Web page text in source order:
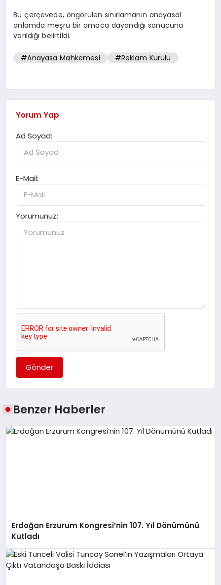
Bu çerçevede, öngörülen sınırlamanın anayasal
anlamda meşru bir amaca dayandığı sonucuna
varıldığı belirtildi.
#Anayasa Mahkemesi #Reklam Kurulu
Yorum Yap
Ad Soyad:
E-Mail:
Yorumunuz:
Gönder
Benzer Haberler
Erdoğan Erzurum Kongresi’nin 107. Yıl Dönümünü
Kutladı